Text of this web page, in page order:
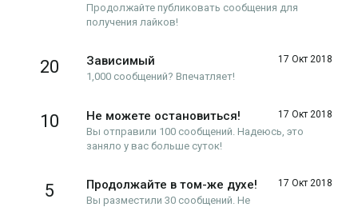
Продолжайте публиковать сообщения для
получения лайков!
20 17 Окт 2018
Зависимый
1,000 сообщений? Впечатляет!
10 17 Окт 2018
Не можете остановиться!
Вы отправили 100 сообщений. Надеюсь, это
заняло у вас больше суток!
5 17 Окт 2018
Продолжайте в том-же духе!
Вы разместили 30 сообщений. Не